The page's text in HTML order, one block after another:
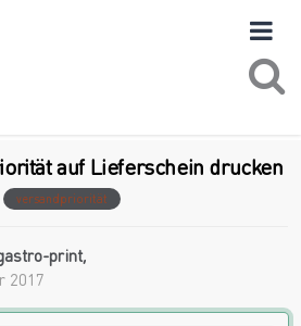
auf Lieferschein drucken
versandpriorität
print,
2017